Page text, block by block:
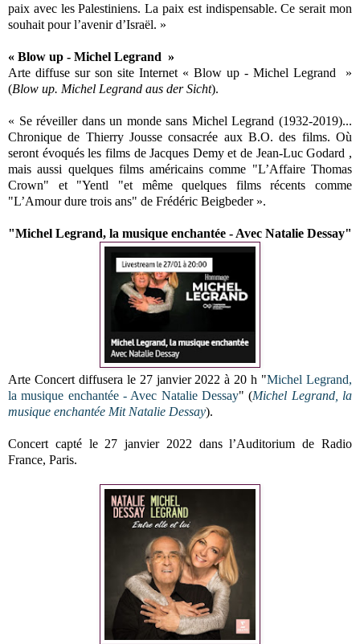
paix avec les Palestiniens. La paix est indispensable. Ce serait mon
souhait pour l’avenir d’Israël. »
« Blow up - Michel Legrand »
Arte diffuse sur son site Internet « Blow up - Michel Legrand »
(Blow up. Michel Legrand aus der Sicht).
« Se réveiller dans un monde sans Michel Legrand (1932-2019)...
Chronique de Thierry Jousse consacrée aux B.O. des films. Où
seront évoqués les films de Jacques Demy et de Jean-Luc Godard ,
mais aussi quelques films américains comme "L’Affaire Thomas
Crown" et "Yentl "et même quelques films récents comme
"L’Amour dure trois ans" de Frédéric Beigbeder ».
"Michel Legrand, la musique enchantée - Avec Natalie Dessay"
Arte Concert diffusera le 27 janvier 2022 à 20 h "Michel Legrand,
la musique enchantée - Avec Natalie Dessay" (Michel Legrand, la
musique enchantée Mit Natalie Dessay).
Concert capté le 27 janvier 2022 dans l’Auditorium de Radio
France, Paris.